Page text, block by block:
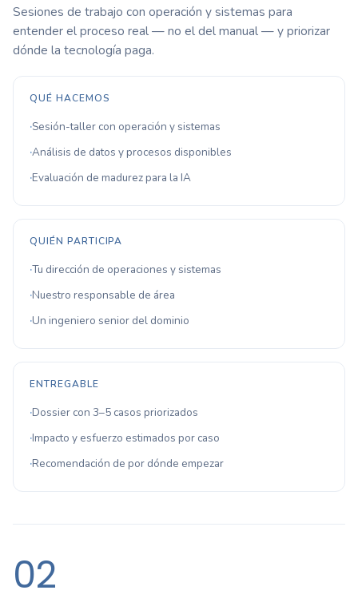
Sesiones de trabajo con operación y sistemas para
entender el proceso real — no el del manual — y priorizar
dónde la tecnología paga.
QUÉ HACEMOS
Sesión-taller con operación y sistemas
Análisis de datos y procesos disponibles
Evaluación de madurez para la IA
QUIÉN PARTICIPA
Tu dirección de operaciones y sistemas
Nuestro responsable de área
Un ingeniero senior del dominio
ENTREGABLE
Dossier con 3–5 casos priorizados
Impacto y esfuerzo estimados por caso
Recomendación de por dónde empezar
02